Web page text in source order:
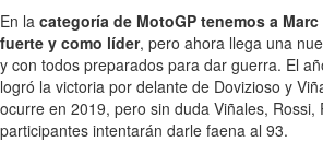
En la categoría de MotoGP tenemos a
fuerte y como líder, pero ahora llega una
y con todos preparados para dar guerra. El
logró la victoria por delante de Dovizioso y
ocurre en 2019, pero sin duda Viñales, Rossi,
participantes intentarán darle faena al 93.